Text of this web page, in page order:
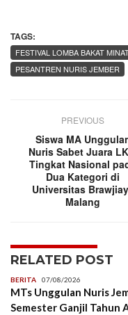
TAGS:
FESTIVAL LOMBA BAKAT
PESANTREN NURIS JEMBER
PREVIOUS
Siswa MA
Nuris Sabet Juara
Tingkat Nasional
Dua Kategori di
Universitas
Malang
RELATED POST
BERITA 07/08/2026
MTs Unggulan Nuris
Semester Ganjil Tahun